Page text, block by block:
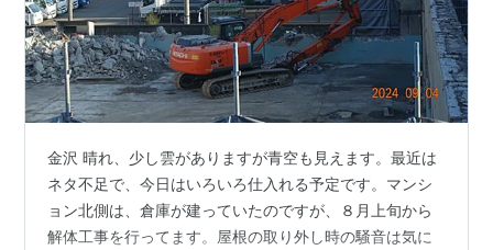
金沢 晴れ、少し雲がありますが青空も見えます。最近は
ネタ不足で、今日はいろいろ仕入れる予定です。マンシ
ョン北側は、倉庫が建っていたのですが、８月上旬から
解体工事を行ってます。屋根の取り外し時の騒音は気に